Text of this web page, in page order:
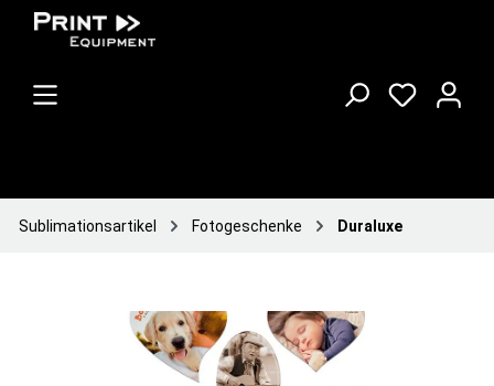
Sublimationsartikel Fotogeschenke Duraluxe